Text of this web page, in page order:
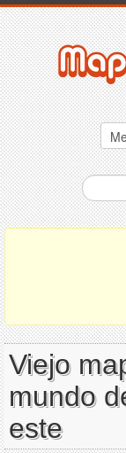
Viejo
mundo
este